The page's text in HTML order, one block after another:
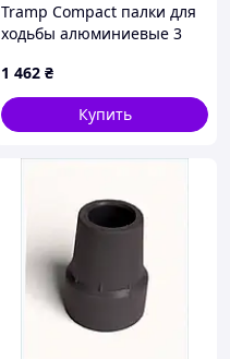
Tramp Compact палки для
ходьбы алюминиевые 3
1 462 ₴
Купить